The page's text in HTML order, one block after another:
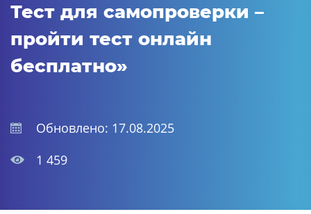
Тест для самопроверки –
пройти тест онлайн
бесплатно»
Обновлено: 17.08.2025
1 459